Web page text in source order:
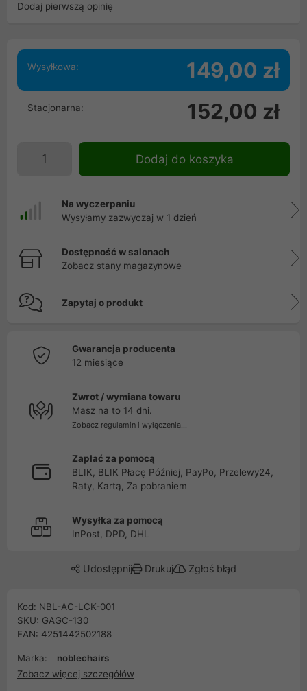
Dodaj pierwszą opinię
Wysyłkowa: 149,00 zł
Stacjonarna: 152,00 zł
Dodaj do koszyka
Na wyczerpaniu
Wysyłamy zazwyczaj w 1 dzień
Dostępność w salonach
Zobacz stany magazynowe
Zapytaj o produkt
Gwarancja producenta
12 miesiące
Zwrot / wymiana towaru
Masz na to 14 dni.
Zobacz regulamin i wyłączenia...
Zapłać za pomocą
BLIK, BLIK Płacę Później, PayPo, Przelewy24,
Raty, Kartą, Za pobraniem
Wysyłka za pomocą
InPost, DPD, DHL
Udostępnij Drukuj Zgłoś błąd
Kod: NBL-AC-LCK-001
SKU: GAGC-130
EAN: 4251442502188
Marka:
noblechairs
Zobacz więcej szczegółów